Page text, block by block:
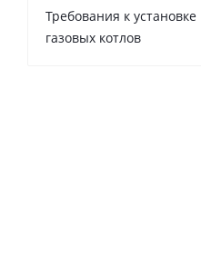
Требования к установке
газовых котлов